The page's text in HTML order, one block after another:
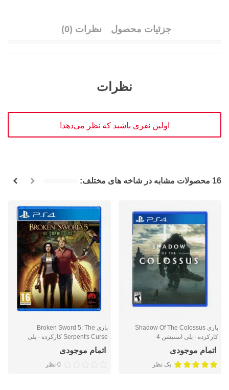
جزئیات محصول نظرات (0)
نظرات
اولین نفری باشید که نظر می‌دهد!
16 محصولات مشابه در شاخه های مختلف:
بازی Shadow Of The Colossus
کارکرده - پلی استیشن 4
اتمام موجودی
یک نظر
بازی Broken Sword 5: The
Serpent's Curse کارکرده - پلی
استیشن 4
اتمام موجودی
0 نظر